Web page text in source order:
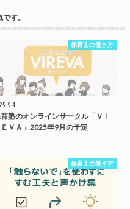
す。
保育士の働き方
塾のオンラインサークル「ＶＩ
ＥＶＡ」2025年9月の予定
保育士の働き方